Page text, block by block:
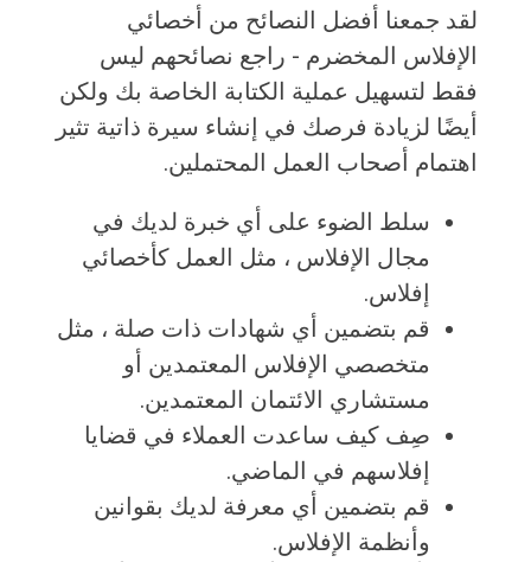
لقد جمعنا أفضل النصائح من أخصائي
الإفلاس المخضرم - راجع نصائحهم ليس
فقط لتسهيل عملية الكتابة الخاصة بك ولكن
أيضًا لزيادة فرصك في إنشاء سيرة ذاتية تثير
اهتمام أصحاب العمل المحتملين.
سلط الضوء على أي خبرة لديك في
مجال الإفلاس ، مثل العمل كأخصائي
إفلاس.
قم بتضمين أي شهادات ذات صلة ، مثل
متخصصي الإفلاس المعتمدين أو
مستشاري الائتمان المعتمدين.
صِف كيف ساعدت العملاء في قضايا
إفلاسهم في الماضي.
قم بتضمين أي معرفة لديك بقوانين
وأنظمة الإفلاس.